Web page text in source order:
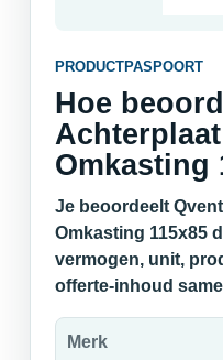
PRODUCTPASPOORT
Hoe
Omkasting
Je beoordeelt
Omkasting 115x85
vermogen, unit,
offerte-inhoud
Merk